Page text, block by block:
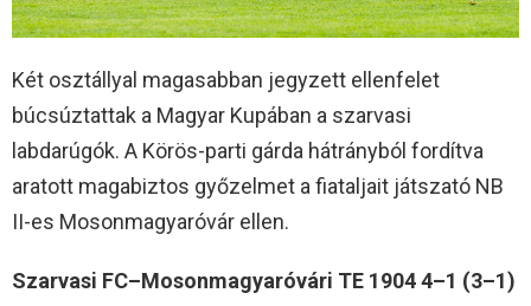
Két osztállyal magasabban jegyzett ellenfelet
búcsúztattak a Magyar Kupában a szarvasi
labdarúgók. A Körös-parti gárda hátrányból fordítva
aratott magabiztos győzelmet a fiataljait játszató NB
II-es Mosonmagyaróvár ellen.
Szarvasi FC–Mosonmagyaróvári TE 1904 4–1 (3–1)